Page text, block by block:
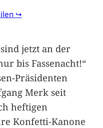
↪
jetzt an der
bis Fassenacht!“
Präsidenten
Merk seit
heftigen
Konfetti-Kanone